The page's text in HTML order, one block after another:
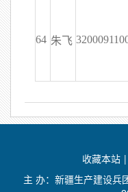
64 朱飞
收藏本站 |
主 办：新疆生产建设兵